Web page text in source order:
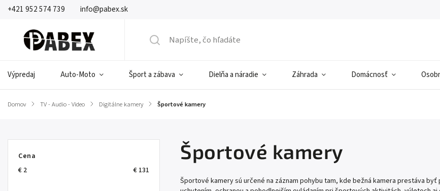
+421 952 574 739 info@pabex.sk
Výpredaj Auto-Moto Šport a zábava Dielňa a náradie Záhrada Domácnosť
Domov / TV - Audio - Video / Digitálne kamery / Športové kamery
Cena
€ 2 € 131
Športové kamery
Športové kamery sú určené na záznam pohybu tam, kde bežná kamera prestáva